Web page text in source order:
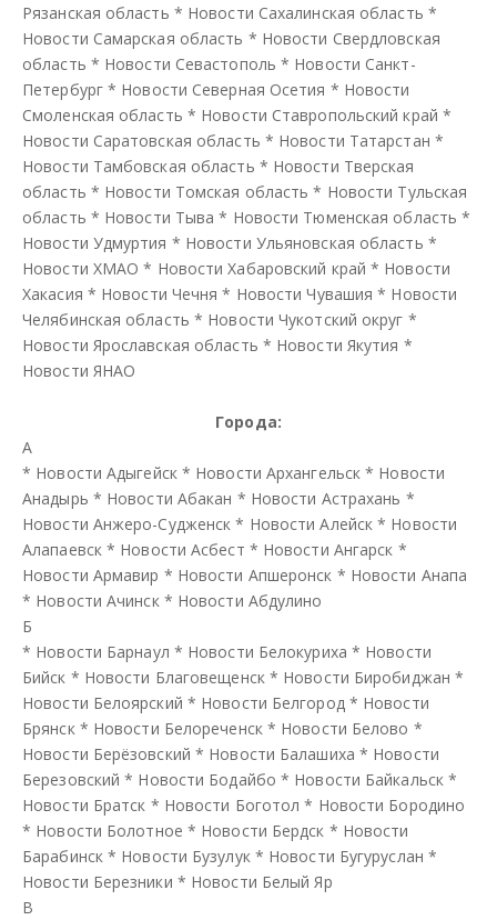
Рязанская область * Новости Сахалинская область *
Новости Самарская область * Новости Свердловская
область * Новости Севастополь * Новости Санкт-
Петербург* Новости Северная Осетия * Новости
Смоленская область * Новости Ставропольский край *
Новости Саратовская область * Новости Татарстан *
Новости Тамбовская область * Новости Тверская
область * Новости Томская область * Новости Тульская
область * Новости Тыва * Новости Тюменская область *
Новости Удмуртия * Новости Ульяновская область *
Новости ХМАО * Новости Хабаровский край * Новости
Хакасия * Новости Чечня * Новости Чувашия * Новости
Челябинская область * Новости Чукотский округ *
Новости Ярославская область * Новости Якутия *
Новости ЯНАО
Города:
А
* Новости Адыгейск * Новости Архангельск * Новости
Анадырь * Новости Абакан * Новости Астрахань *
Новости Анжеро-Судженск * Новости Алейск * Новости
Алапаевск * Новости Асбест * Новости Ангарск *
Новости Армавир * Новости Апшеронск * Новости Анапа
* Новости Ачинск * Новости Абдулино
Б
* Новости Барнаул * Новости Белокуриха * Новости
Бийск * Новости Благовещенск * Новости Биробиджан *
Новости Белоярский * Новости Белгород * Новости
Брянск * Новости Белореченск * Новости Белово *
Новости Берёзовский * Новости Балашиха * Новости
Березовский * Новости Бодайбо * Новости Байкальск *
Новости Братск * Новости Боготол * Новости Бородино
* Новости Болотное * Новости Бердск * Новости
Барабинск * Новости Бузулук * Новости Бугуруслан *
Новости Березники * Новости Белый Яр
В